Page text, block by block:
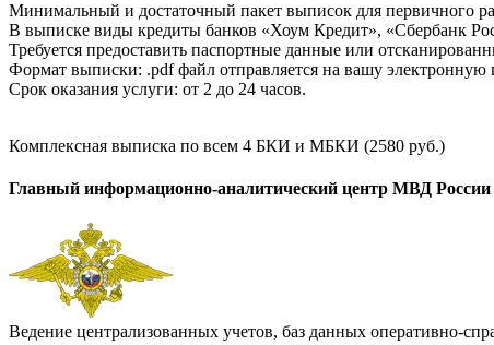
Минимальный и достаточный пакет выписок для первичного
В выписке виды кредиты банков «Хоум Кредит», «Сбербанк
Требуется предоставить паспортные данные или
Формат выписки: .pdf файл отправляется на вашу электронную
Срок оказания услуги: от 2 до 24 часов.
Комплексная выписка по всем 4 БКИ и МБКИ (2580 руб.)
Главный информационно-аналитический центр МВД России
Ведение централизованных учетов, баз данных оперативно-